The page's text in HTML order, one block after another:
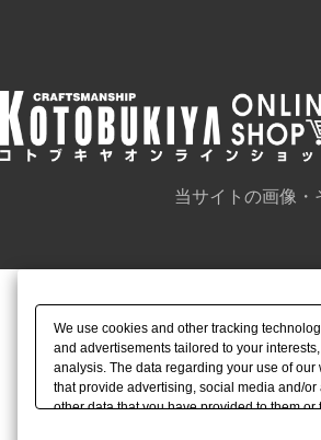
当サイトの画像
We use cookies and other tracking
and advertisements tailored to your
analysis. The data regarding your use of
that provide advertising, social media and/
other data that you have provided to them